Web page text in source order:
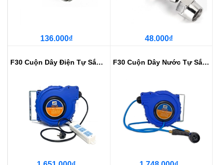
136.000₫ 48.000₫
F30 Cuộn Dây Điện Tự Sắp Xếp, Tự... F30 Cuộn Dây Nước Tự Sắp Xếp, Tự...